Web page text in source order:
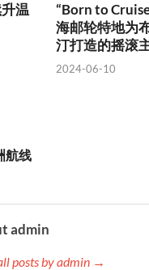
温
“Born to
海邮轮特地为
汀打造的摇滚
2024-06-10
航线
admin
posts by admin →